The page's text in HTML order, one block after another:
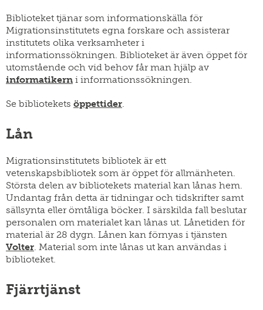
parallellpublikationer
publicera
oss
stipendier
dissertation-
priset
gör
donation
arbeta
Biblioteket tjänar som informationskälla för
Migrationsinstitutets egna forskare och assisterar
institutets olika verksamheter i
informationssökningen. Biblioteket är även öppet för
utomstående och vid behov får man hjälp av
informatikern i informationssökningen.
Se bibliotekets öppettider.
Lån
Migrationsinstitutets bibliotek är ett
vetenskapsbibliotek som är öppet för allmänheten.
Största delen av bibliotekets material kan lånas hem.
Undantag från detta är tidningar och tidskrifter samt
sällsynta eller ömtåliga böcker. I särskilda fall beslutar
personalen om materialet kan lånas ut. Lånetiden för
material är 28 dygn. Lånen kan förnyas i tjänsten
Volter. Material som inte lånas ut kan användas i
biblioteket.
Fjärrtjänst